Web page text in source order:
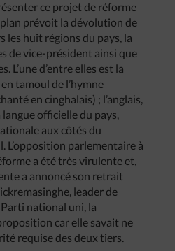
ce projet de réforme
prévoit la dévolution de
les huit régions du pays, la
de vice-président ainsi que
L’une d’entre elles est la
tamoul de l’hymne
en cinghalais) ; l’anglais,
officielle du pays,
aux côtés du
L’opposition parlementaire à
a été très virulente et,
a annoncé son retrait
leader de
national uni, la
car elle savait ne
requise des deux tiers.